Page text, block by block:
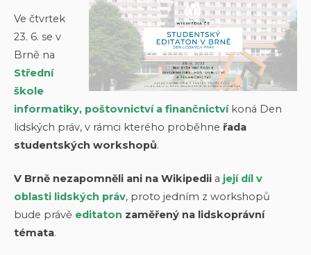
Ve čtvrtek
23. 6. se v
Brně na
Střední
škole
informatiky, poštovnictví a finančnictvíkoná Den
lidských práv, v rámci kterého proběhne řada
studentských workshopů.
V Brně nezapomněli ani na Wikipedii a její díl v
oblasti lidských práv, proto jedním z workshopů
bude právě editaton zaměřený na lidskoprávní
témata.